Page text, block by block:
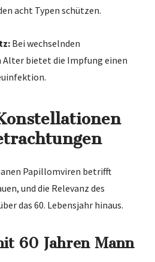
acht Typen schützen.
Bei wechselnden
Alter bietet die Impfung einen
Papillomviren betrifft
und die Relevanz des
das 60. Lebensjahr hinaus.
60 Jahren Mann